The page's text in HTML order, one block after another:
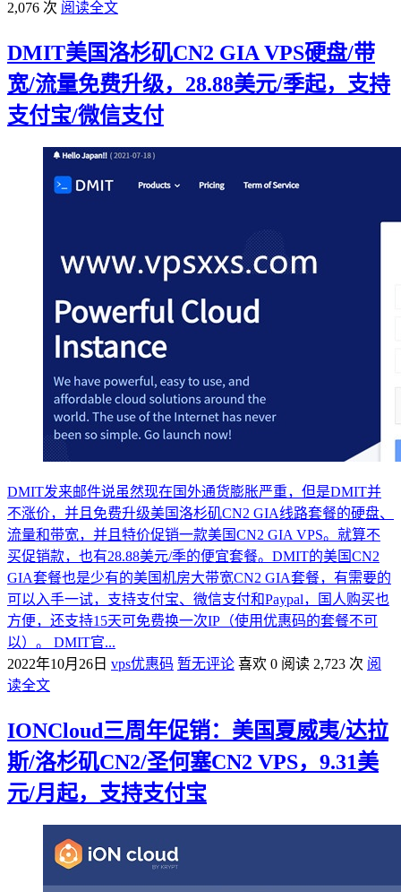
2,076 次 阅读全文
DMIT美国洛杉矶CN2 GIA VPS硬盘/带
宽/流量免费升级，28.88美元/季起，支持
支付宝/微信支付
DMIT发来邮件说虽然现在国外通货膨胀严重，但是DMIT并
不涨价，并且免费升级美国洛杉矶CN2 GIA线路套餐的硬盘、
流量和带宽，并且特价促销一款美国CN2 GIA VPS。就算不
买促销款，也有28.88美元/季的便宜套餐。DMIT的美国CN2
GIA套餐也是少有的美国机房大带宽CN2 GIA套餐，有需要的
可以入手一试，支持支付宝、微信支付和Paypal，国人购买也
方便，还支持15天可免费换一次IP（使用优惠码的套餐不可
以）。 DMIT官...
2022年10月26日 vps优惠码 暂无评论 喜欢 0 阅读 2,723 次 阅
读全文
IONCloud三周年促销：美国夏威夷/达拉
斯/洛杉矶CN2/圣何塞CN2 VPS，9.31美
元/月起，支持支付宝